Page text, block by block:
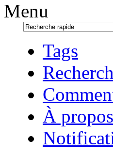
Menu
Tags
À propos